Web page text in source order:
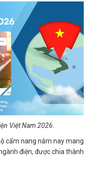
Việt Nam 2026.
cẩm nang năm nay mang
điện, được chia thành